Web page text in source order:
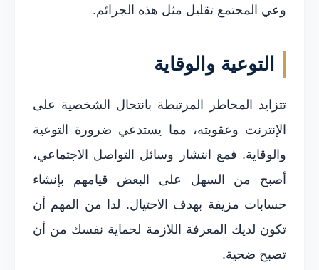
وعي المجتمع تقليل مثل هذه الجرائم.
التوعية والوقاية
تتزايد المخاطر المرتبطة بانتحال الشخصية على
الإنترنت وعقوبته، مما يستدعي ضرورة التوعية
والوقاية. فمع انتشار وسائل التواصل الاجتماعي،
أصبح من السهل على البعض قيامهم بإنشاء
حسابات مزيفة بهدف الاحتيال. لذا من المهم أن
تكون لديك المعرفة اللازمة لحماية نفسك من أن
تصبح ضحية.